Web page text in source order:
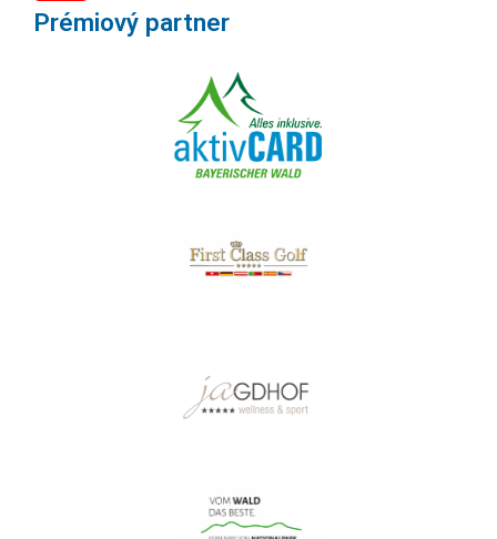
Prémiový partner